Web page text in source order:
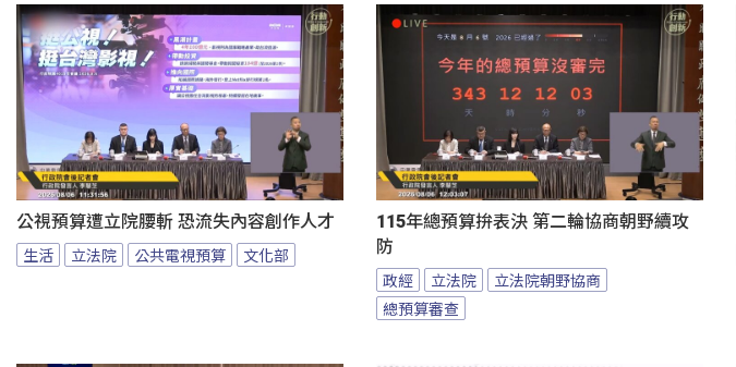
公視預算遭立院腰斬 恐流失內容創作人才
生活 立法院 公共電視預算 文化部
115年總預算拚表決 第二輪協商朝野續攻
防
政經 立法院
立法院朝野協商
總預算審查